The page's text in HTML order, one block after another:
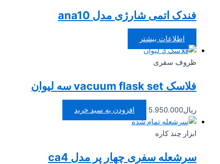
فندک اتمی شارژی مدل ana10
اطلاعات بیشتر
ظروف سفری
فلاسک vacuum flask set سه لیوان
5.950.000
افزودن به سبد خرید
تمام شده
ابزار چند کاره
سرشعله سفری چهار پر مدل ca4